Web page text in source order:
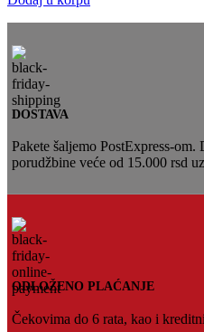
DOSTAVA
Pakete šaljemo PostExpress-om.
porudžbine veće od 15.000 rsd
ODLOŽENO PLAĆANJE
Čekovima do 6 rata, kao i